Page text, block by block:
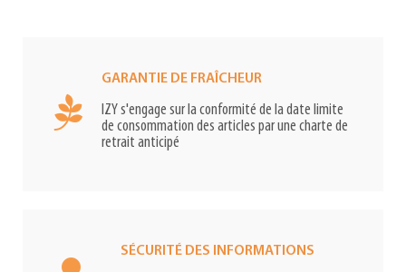
GARANTIE DE FRAÎCHEUR
IZY s'engage sur la conformité de la date limite
de consommation des articles par une charte de
retrait anticipé
SÉCURITÉ DES INFORMATIONS